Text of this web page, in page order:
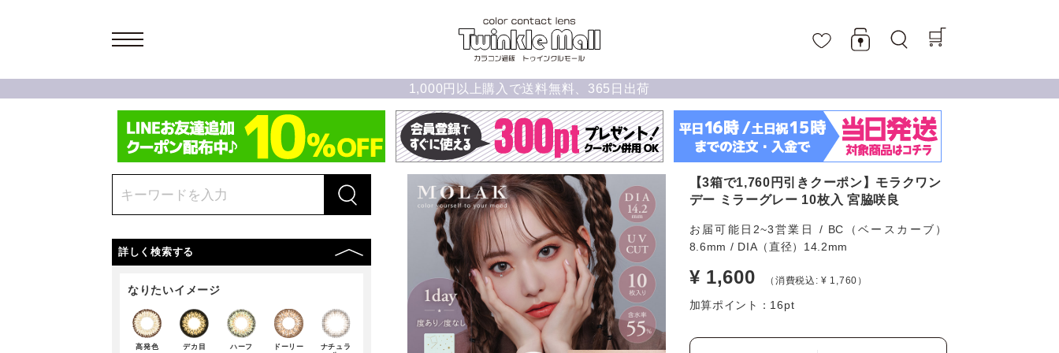
1,000円以上購入で送料無料、365日出荷
詳しく検索する
なりたいイメージ
高発色 デカ目 ハーフ ドーリー
ナチュラ
【3箱で1,760円引きクーポン】モラクワン
デー ミラーグレー 10枚入 宮脇咲良
お届可能日2~3営業日 / BC（ベースカーブ）
8.6mm / DIA（直径）14.2mm
¥ 1,600 （消費税込: ¥ 1,760）
加算ポイント： 16pt